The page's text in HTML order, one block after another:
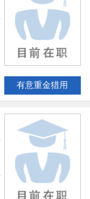
有意重金猎用